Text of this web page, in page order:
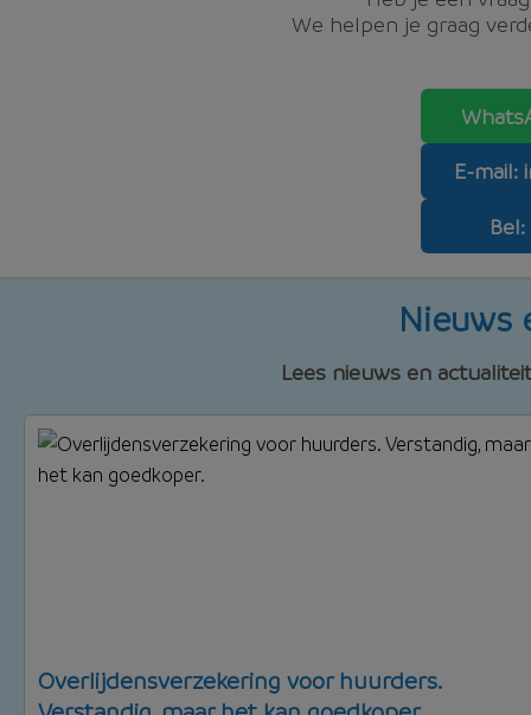
We helpen je graag
E-mail:
Nieuws
Lees nieuws en
Overlijdensverzekering voor huurders.